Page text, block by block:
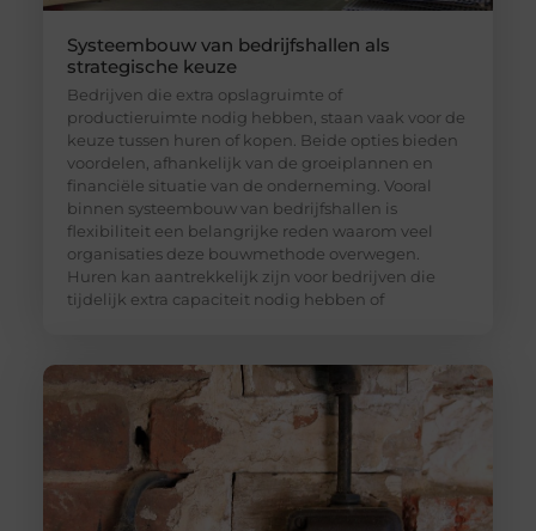
Systeembouw van bedrijfshallen als
strategische keuze
Bedrijven die extra opslagruimte of
productieruimte nodig hebben, staan vaak voor de
keuze tussen huren of kopen. Beide opties bieden
voordelen, afhankelijk van de groeiplannen en
financiële situatie van de onderneming. Vooral
binnen systeembouw van bedrijfshallen is
flexibiliteit een belangrijke reden waarom veel
organisaties deze bouwmethode overwegen.
Huren kan aantrekkelijk zijn voor bedrijven die
tijdelijk extra capaciteit nodig hebben of